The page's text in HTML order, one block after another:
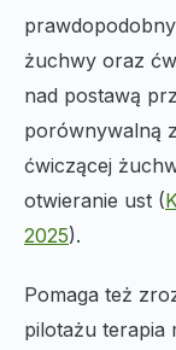
żuchwy oraz
nad postawą
porównywalną
ćwiczącej
otwieranie ust (
2025).
Pomaga też
pilotażu terapia